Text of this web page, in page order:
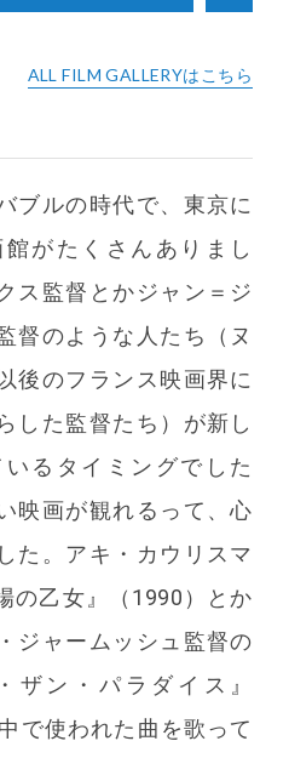
ALL FILM GALLERYはこちら
ブルの時代で、東京に
がたくさんありまし
ス監督とかジャン＝ジ
督のような人たち（ヌ
後のフランス映画界に
した監督たち）が新し
るタイミングでした
映画が観れるって、心
た。アキ・カウリスマ
の乙女』（1990）とか
ジャームッシュ監督の
ザン・パラダイス』
で使われた曲を歌って